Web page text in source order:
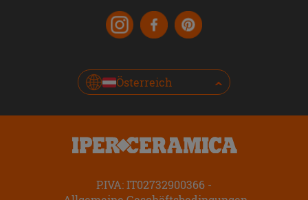
Österreich
P.IVA: IT02732900366